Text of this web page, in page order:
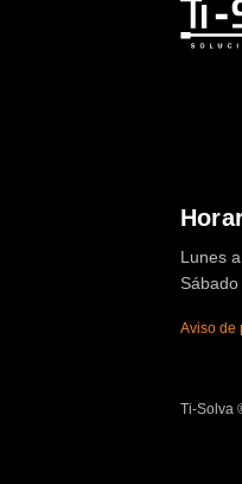
Lunes
Aviso de
Ti-Solva